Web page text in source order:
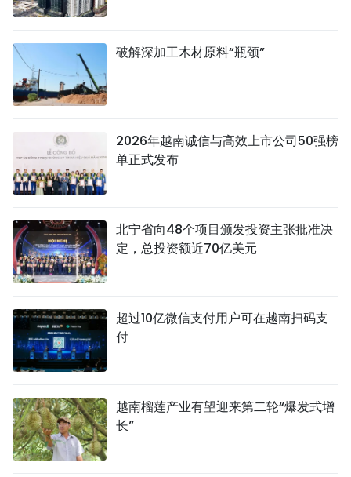
破解深加工木材原料“瓶颈”
2026年越南诚信与高效上市公司50强榜
单正式发布
北宁省向48个项目颁发投资主张批准决
定，总投资额近70亿美元
超过10亿微信支付用户可在越南扫码支
付
越南榴莲产业有望迎来第二轮“爆发式增
长”